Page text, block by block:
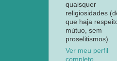
quaisquer
religiosidades
que haja
mútuo, sem
proselitismos).
Ver meu perfil
completo